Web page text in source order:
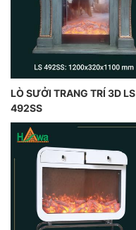
LÒ SƯỞI TRANG TRÍ 3D LS
492SS